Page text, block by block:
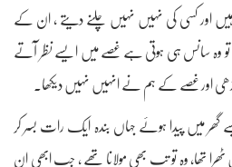
ہیں اور کسی کی نہیں نہیں چلنے دیتے ، ان کے
وہ سانس ہی ہوتی ہے غصے میں ایسے نظر آتے
اور غصے کے ہم نے انہیں نہیں دیکھا۔
میں پیدا ہوئے جہاں بندہ ایک رات بسر کر
تھا، وہ تو تب بھی مولانا تھے ، جب ابھی ان